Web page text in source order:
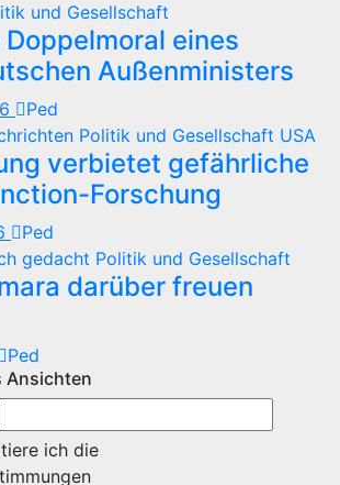
und Gesellschaft
eines
Außenministers
Ped
Politik und Gesellschaft USA
verbietet gefährliche
Forschung
Ped
gedacht Politik und Gesellschaft
darüber freuen
Ped
Ansichten
ich die